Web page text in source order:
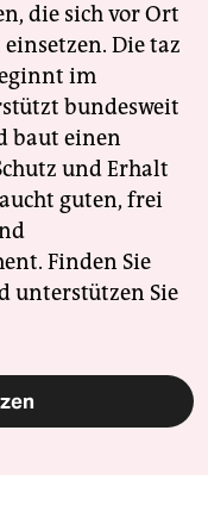
die sich vor Ort
Die taz
im
bundesweit
baut einen
und Erhalt
guten, frei
Finden Sie
unterstützen Sie